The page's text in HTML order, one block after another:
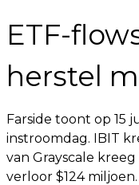
ETF-
herstel
Farside toont op 15
instroomdag. IBIT
van Grayscale
verloor $124